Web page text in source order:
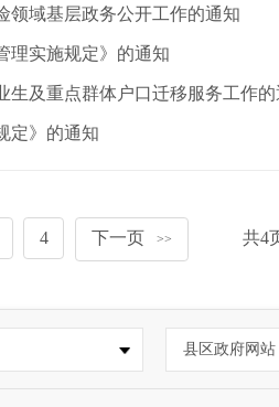
领域基层政务公开工作的通知
理实施规定》的通知
生及重点群体户口迁移服务工作的
定》的通知
4 下一页 >> 共4
县区政府网站